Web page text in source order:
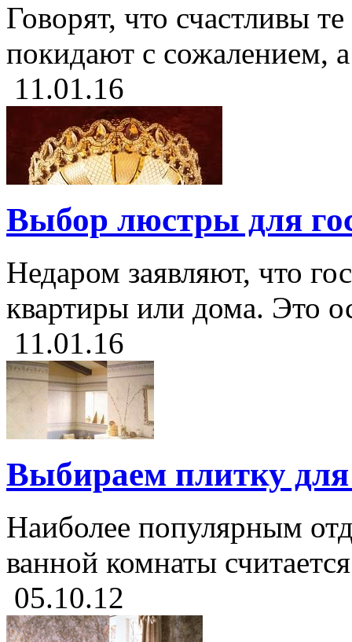
Говорят, что счастливы
покидают с сожалением,
11.01.16
Выбор люстры для
Недаром заявляют, что
квартиры или дома. Это
11.01.16
Выбираем плитку
Наиболее популярным
ванной комнаты
05.10.12